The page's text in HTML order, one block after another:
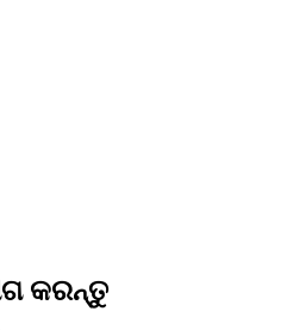
କରନ୍ତୁ